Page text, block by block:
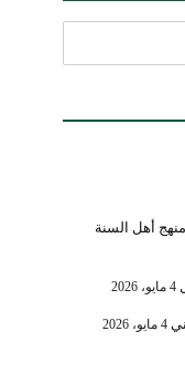
أهل السنة
4 مايو، 2026
4 مايو، 2026